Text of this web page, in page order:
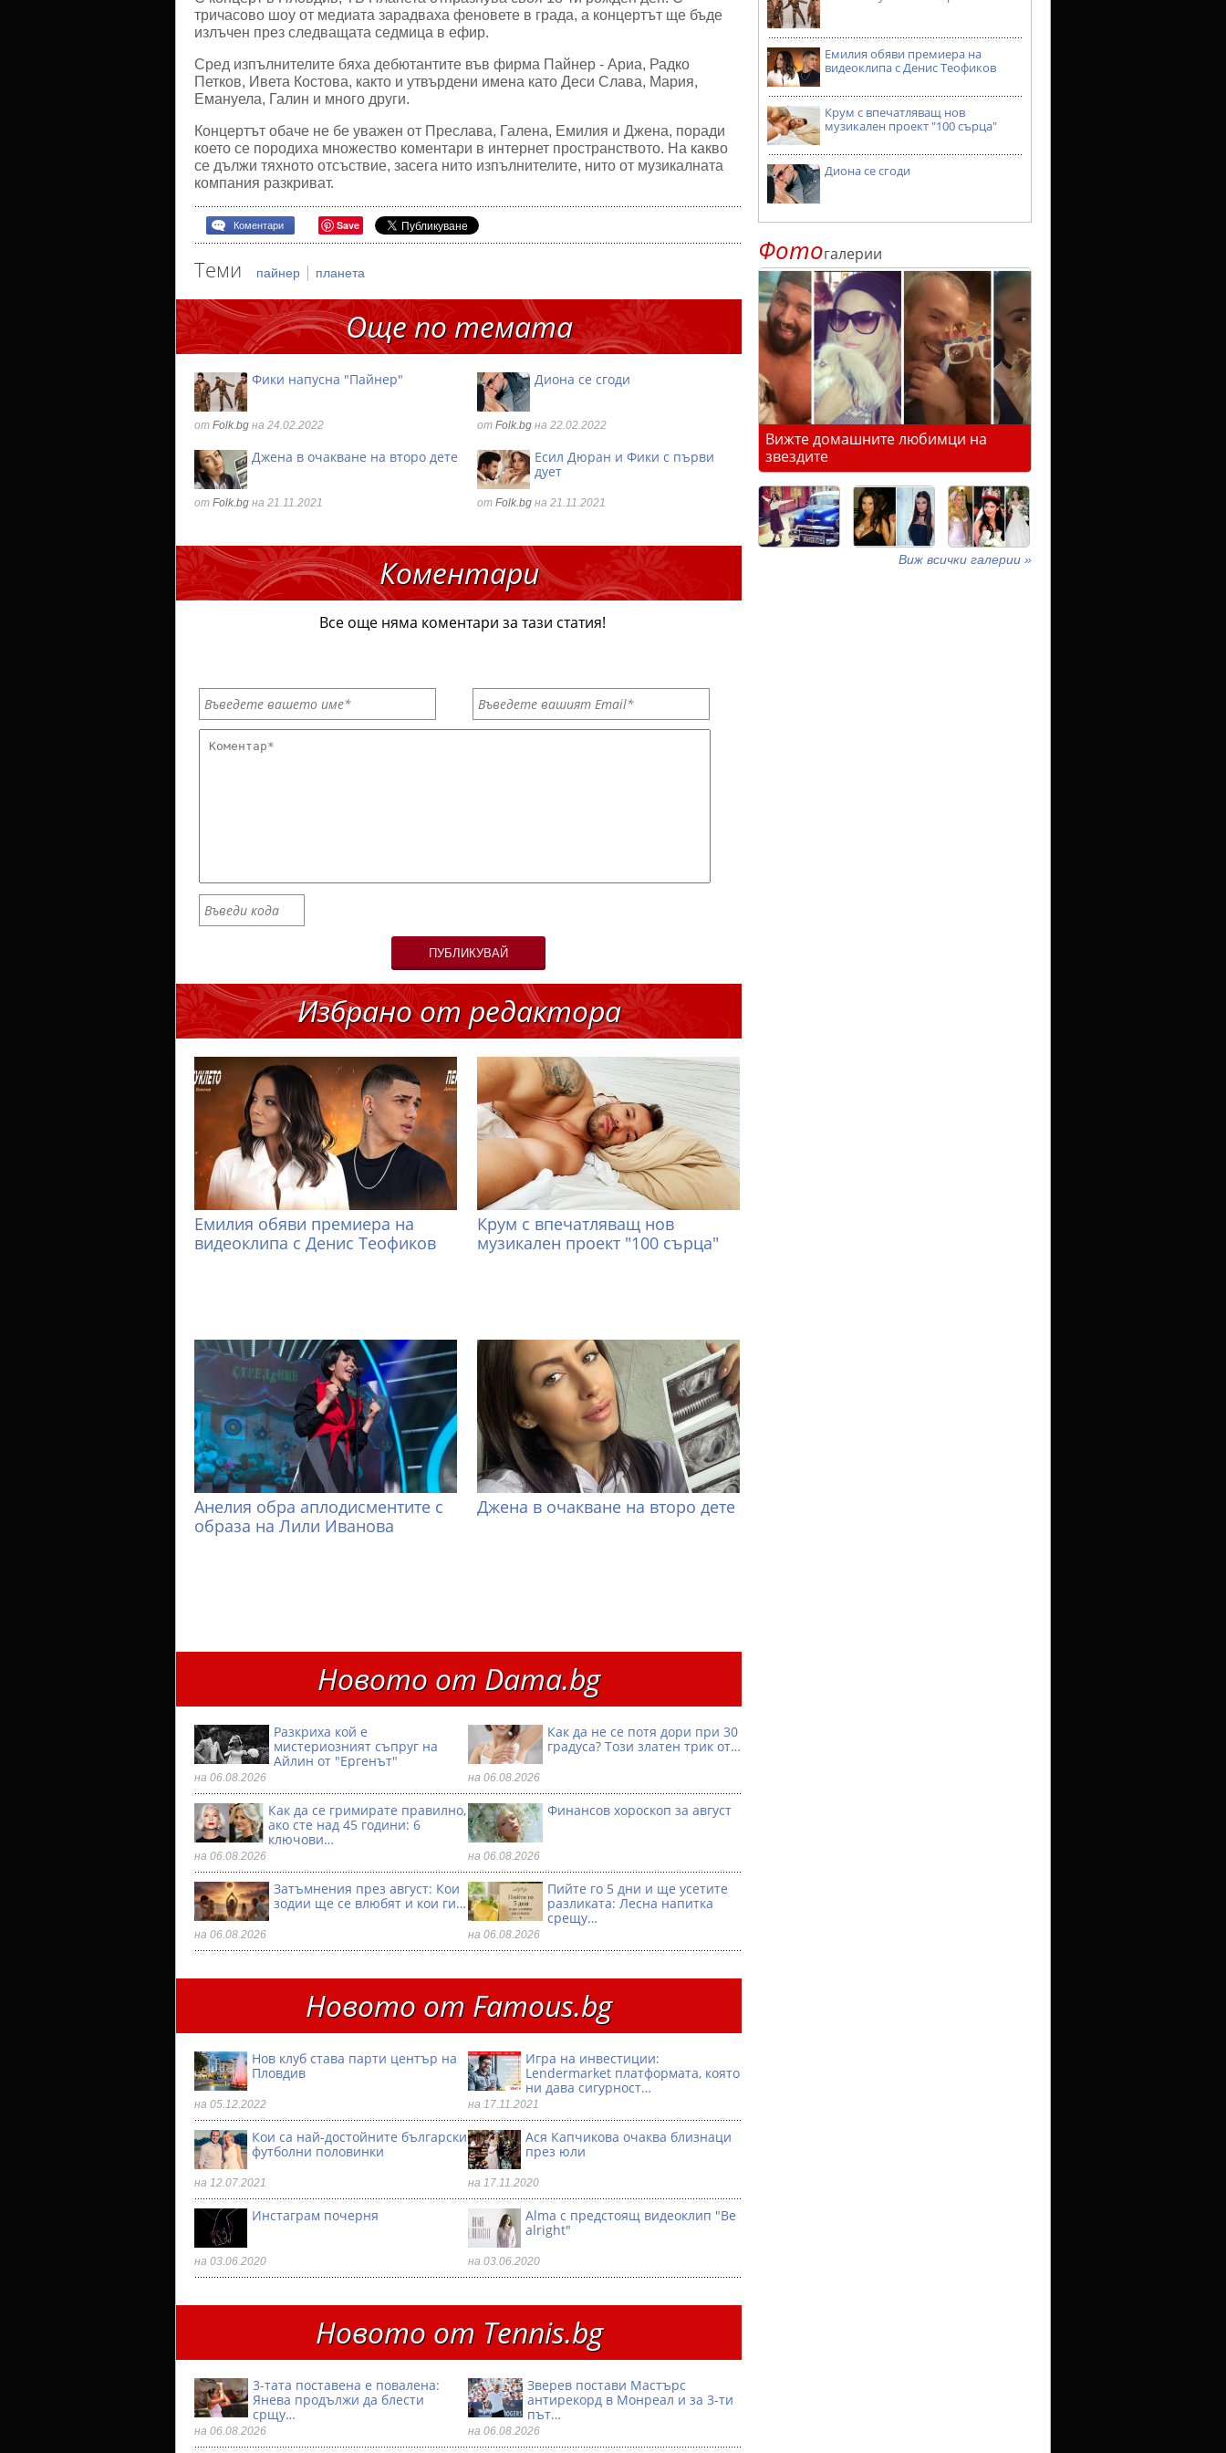
тричасово шоу от медиата зарадваха феновете в града, а концертът ще бъде
излъчен през следващата седмица в ефир.
Сред изпълнителите бяха дебютантите във фирма Пайнер - Ариа, Радко
Петков, Ивета Костова, както и утвърдени имена като Деси Слава, Мария,
Емануела, Галин и много други.
Концертът обаче не бе уважен от Преслава, Галена, Емилия и Джена, поради
което се породиха множество коментари в интернет пространството. На какво
се дължи тяхното отсъствие, засега нито изпълнителите, нито от музикалната
компания разкриват.
Коментари Save
Теми пайнер | планета
Още по темата
Фики напусна "Пайнер"
от Folk.bg на 24.02.2022
Диона се сгоди
от Folk.bg на 22.02.2022
Джена в очакване на второ дете
от Folk.bg на 21.11.2021
Есил Дюран и Фики с първи
дует
от Folk.bg на 21.11.2021
Коментари
Все още няма коментари за тази статия!
ПУБЛИКУВАЙ
Избрано от редактора
Емилия обяви премиера на
видеоклипа с Денис Теофиков
Крум с впечатляващ нов
музикален проект "100 сърца"
Анелия обра аплодисментите с
образа на Лили Иванова
Джена в очакване на второ дете
Новото от Dama.bg
Разкриха кой е
мистериозният съпруг на
Айлин от "Ергенът"
на 06.08.2026
Как да не се потя дори при 30
градуса? Този златен трик от…
на 06.08.2026
Как да се гримирате правилно,
ако сте над 45 години: 6
ключови…
на 06.08.2026
Финансов хороскоп за август
на 06.08.2026
Затъмнения през август: Кои
зодии ще се влюбят и кои ги…
на 06.08.2026
Пийте го 5 дни и ще усетите
разликата: Лесна напитка
срещу…
на 06.08.2026
Новото от Famous.bg
Нов клуб става парти център на
Пловдив
на 05.12.2022
Игра на инвестиции:
Lendermarket платформата, която
ни дава сигурност…
на 17.11.2021
Кои са най-достойните български
футболни половинки
на 12.07.2021
Ася Капчикова очаква близнаци
през юли
на 17.11.2020
Инстаграм почерня
на 03.06.2020
Alma с предстоящ видеоклип "Be
alright"
на 03.06.2020
Новото от Тennis.bg
3-тата поставена е повалена:
Янева продължи да блести
срщу…
на 06.08.2026
Зверев постави Мастърс
антирекорд в Монреал и за 3-ти
път…
на 06.08.2026
Емилия обяви премиера на
видеоклипа с Денис Теофиков
Крум с впечатляващ нов
музикален проект "100 сърца"
Диона се сгоди
Фотогалерии
Вижте домашните любимци на
звездите
Виж всички галерии »